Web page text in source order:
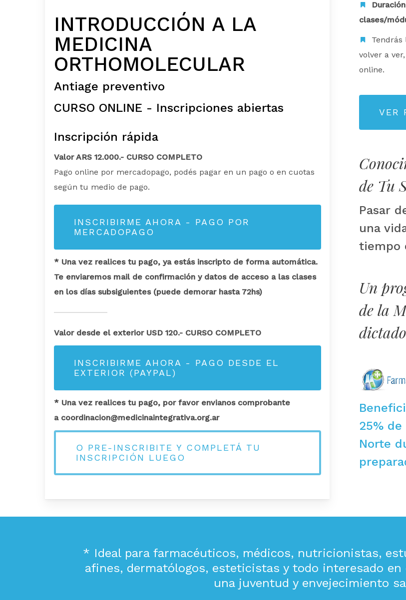
INTRODUCCIÓN A LA
MEDICINA
ORTHOMOLECULAR
Antiage preventivo
CURSO ONLINE - Inscripciones abiertas
Inscripción rápida
Valor ARS 12.000.- CURSO COMPLETO
Pago online por mercadopago, podés pagar en un pago o en cuotas
según tu medio de pago.
INSCRIBIRME AHORA - PAGO POR
MERCADOPAGO
* Una vez realices tu pago, ya estás inscripto de forma automática.
Te enviaremos mail de confirmación y datos de acceso a las clases
en los días subsiguientes (puede demorar hasta 72hs)
Valor desde el exterior USD 120.- CURSO COMPLETO
INSCRIBIRME AHORA - PAGO DESDE EL
EXTERIOR (PAYPAL)
* Una vez realices tu pago, por favor envianos comprobante
a coordinacion@medicinaintegrativa.org.ar
O PRE-INSCRIBITE Y COMPLETÁ TU
INSCRIPCIÓN LUEGO
clases/
Tendrás
volver a
online.
VER
de Tu
Pasar
una
tiempo
Un
de la
25%
Norte
* Ideal para farmacéuticos, médicos, nutricionistas,
afines, dermatólogos, esteticistas y todo interesado
una juventud y envejecimiento